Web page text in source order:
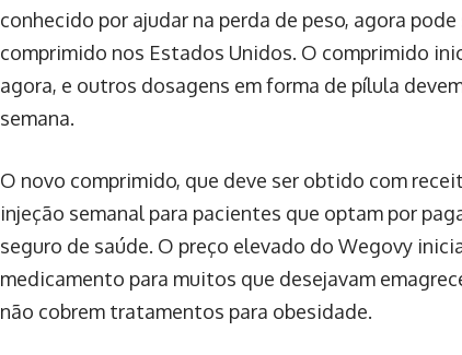
conhecido por ajudar na perda de peso, agora
comprimido nos Estados Unidos. O comprimido
agora, e outros dosagens em forma de pílula
semana.
O novo comprimido, que deve ser obtido com
injeção semanal para pacientes que optam por
seguro de saúde. O preço elevado do Wegovy
medicamento para muitos que desejavam
não cobrem tratamentos para obesidade.